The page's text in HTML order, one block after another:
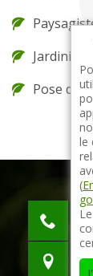
Jardinier
Pose de
le
(